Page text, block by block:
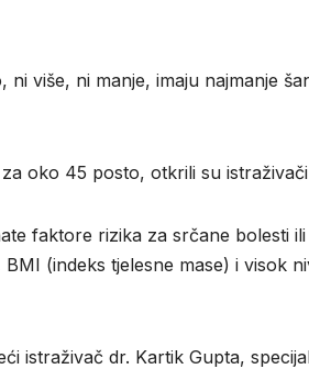
više, ni manje, imaju najmanje
oko 45 posto, otkrili su
faktore rizika za srčane bolesti ili
(indeks tjelesne mase) i visok
istraživač dr. Kartik Gupta,